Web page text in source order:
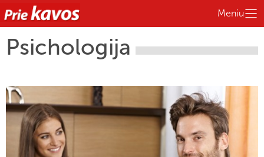
Meniu
Psichologija